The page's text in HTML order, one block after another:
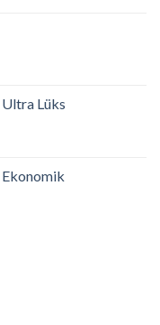
Ultra Lüks
Ekonomik